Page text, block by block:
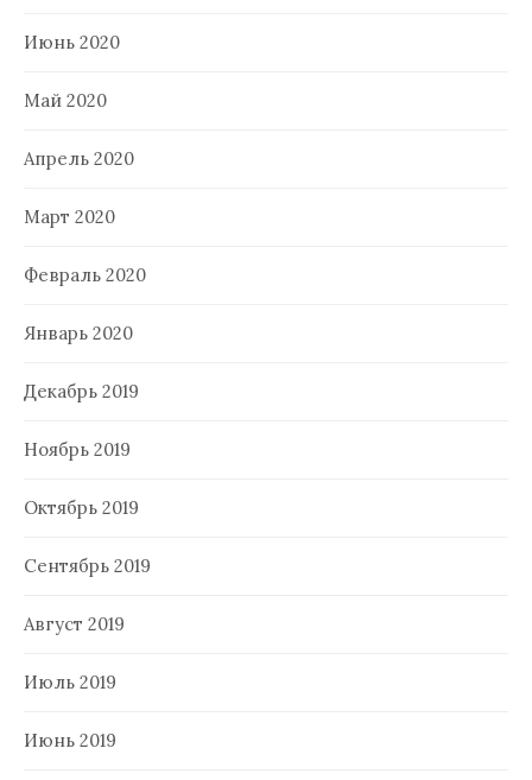
Июнь 2020
Май 2020
Апрель 2020
Март 2020
Февраль 2020
Январь 2020
Декабрь 2019
Ноябрь 2019
Октябрь 2019
Сентябрь 2019
Август 2019
Июль 2019
Июнь 2019